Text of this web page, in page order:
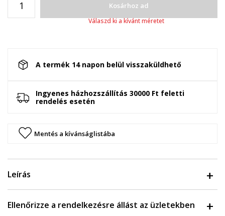
Kosárhoz ad
Válaszd ki a kívánt méretet
A termék 14 napon belül visszaküldhető
Ingyenes házhozszállítás 30000 Ft feletti
rendelés esetén
Mentés a kívánságlistába
Leírás
Ellenőrizze a rendelkezésre állást az üzletekben